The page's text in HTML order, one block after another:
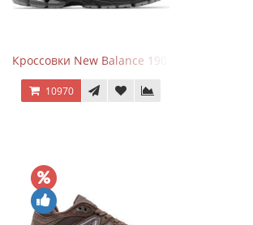
Кроссовки New Balance 1906R Brighton Grey
10970